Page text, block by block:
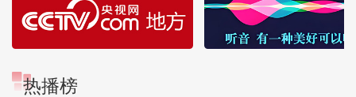
热播榜